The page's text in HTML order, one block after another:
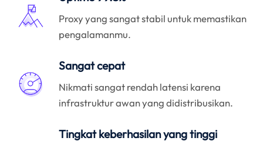
Proxy yang sangat stabil untuk memastikan
pengalamanmu.
Sangat cepat
Nikmati sangat rendah latensi karena
infrastruktur awan yang didistribusikan.
Tingkat keberhasilan yang tinggi